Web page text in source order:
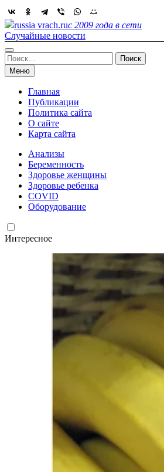
Skip
to
content
russia vrach.ruс 2009 года в сети
Случайные новости
Найти:
Меню
Главная
Публикации
Политика сайта
О сайте
Карта сайта
Анализы
Беременность
Здоровье женщины
Здоровье ребенка
COVID
Оборудование
Интересное